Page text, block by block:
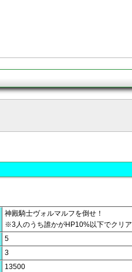
神殿騎士ヴォルマルフを倒せ！
※3人のうち誰かがHP10%以下でクリア
5
3
13500